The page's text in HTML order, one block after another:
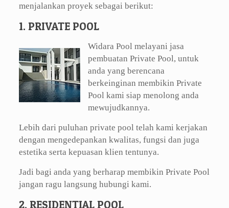
menjalankan proyek sebagai berikut:
1. PRIVATE POOL
Widara Pool melayani jasa
pembuatan Private Pool, untuk
anda yang berencana
berkeinginan membikin Private
Pool kami siap menolong anda
mewujudkannya.
Lebih dari puluhan private pool telah kami kerjakan
dengan mengedepankan kwalitas, fungsi dan juga
estetika serta kepuasan klien tentunya.
Jadi bagi anda yang berharap membikin Private Pool
jangan ragu langsung hubungi kami.
2. RESIDENTIAL POOL